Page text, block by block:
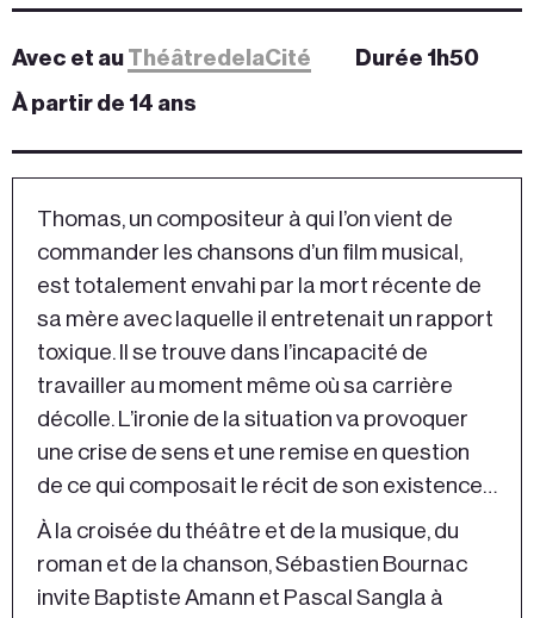
Avec et au ThéâtredelaCité
Durée 1h50
À partir de 14 ans
Thomas, un compositeur à qui l’on vient de
commander les chansons d’un film musical,
est totalement envahi par la mort récente de
sa mère avec laquelle il entretenait un rapport
toxique. Il se trouve dans l’incapacité de
travailler au moment même où sa carrière
décolle. L’ironie de la situation va provoquer
une crise de sens et une remise en question
de ce qui composait le récit de son existence…
À la croisée du théâtre et de la musique, du
roman et de la chanson, Sébastien Bournac
invite Baptiste Amann et Pascal Sangla à